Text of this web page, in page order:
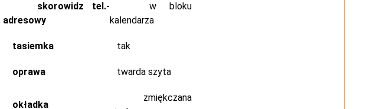
skorowidz tel.-
adresowy
w bloku
kalendarza
tasiemka tak
oprawa twarda szyta
okładka
zmiękczana